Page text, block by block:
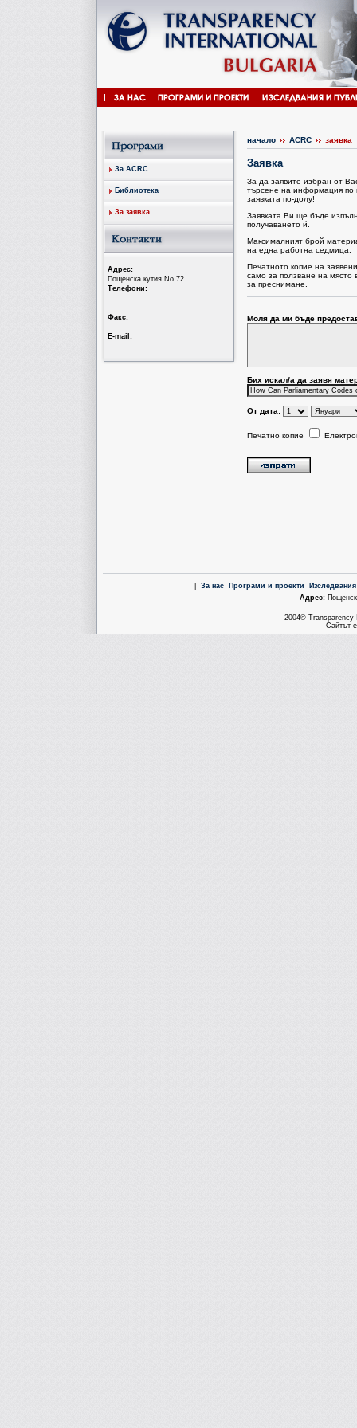
За ACRC
Библиотека
За заявка
Aдрес:
Пощенска кутия No 72
Tелефони:
Факс:
Е-mail:
начало ACRC заявка
Заявка
За да заявите избран от
търсене на информация по
заявката по-долу!
Заявката Ви ще бъде
получаването й.
Максималният брой
на една работна седмица.
Печатното копие на
само за ползване на място
за преснимане.
Моля да ми бъде
Бих искал/a да заявя
От дата:
Печатно копие
За нас Програми и проекти
Aдрес:
2004© Transparency
Сайтът